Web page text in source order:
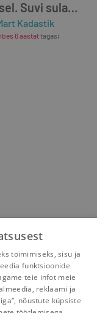
Suvi sulab
talvel.
Kadastik
6 aastattagasi
toimimiseks, sisu ja
funktsioonide
teie infot meie
reklaami ja
nõustute küpsiste